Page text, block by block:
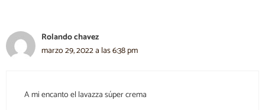
Rolando chavez
marzo 29, 2022 a las 6:38 pm
A mi encanto el lavazza súper crema